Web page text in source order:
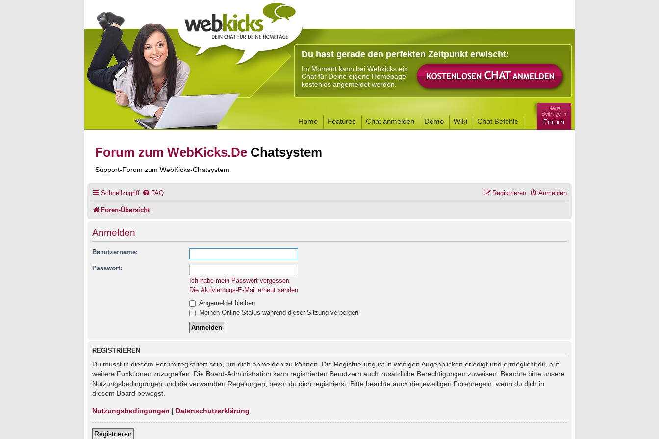
Du hast gerade den perfekten Zeitpunkt erwischt:
Im Moment kann bei Webkicks ein
Chat für Deine eigene Homepage
kostenlos angemeldet werden.
Home Features Chat anmelden Demo Wiki Chat Befehle
Forum zum WebKicks.De Chatsystem
Support-Forum zum WebKicks-Chatsystem
Schnellzugriff FAQ Anmelden
Registrieren
Foren-Übersicht
Anmelden
Benutzername:
Passwort:
Ich habe mein Passwort vergessen
Die Aktivierungs-E-Mail erneut senden
Angemeldet bleiben
Meinen Online-Status während dieser Sitzung verbergen
REGISTRIEREN
Du musst in diesem Forum registriert sein, um dich anmelden zu können. Die Registrierung ist in wenigen Augenblicken erledigt und ermöglicht dir, auf
weitere Funktionen zuzugreifen. Die Board-Administration kann registrierten Benutzern auch zusätzliche Berechtigungen zuweisen. Beachte bitte unsere
Nutzungsbedingungen und die verwandten Regelungen, bevor du dich registrierst. Bitte beachte auch die jeweiligen Forenregeln, wenn du dich in
diesem Board bewegst.
Nutzungsbedingungen | Datenschutzerklärung
Registrieren